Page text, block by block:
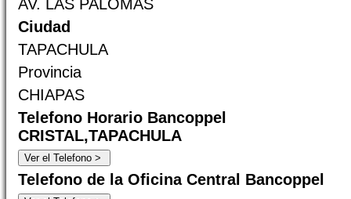
AV. LAS PALOMAS
Ciudad
TAPACHULA
Provincia
CHIAPAS
Telefono Horario Bancoppel
CRISTAL,TAPACHULA
Telefono de la Oficina Central Bancoppel